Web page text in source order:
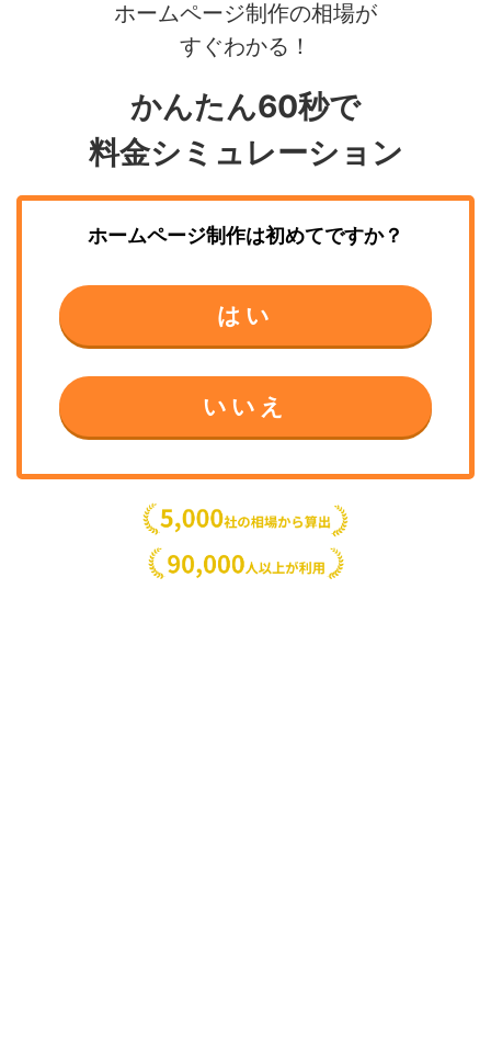
ホームページ制作の相場が
すぐわかる！
かんたん60秒で
料金シミュレーション
ホームページ制作は初めてですか？
はい
いいえ